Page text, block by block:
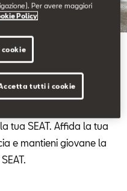
tua
tua SEAT. Affida la tua
e mantieni giovane la
Per avere maggiori
Policy
tutti i cookie